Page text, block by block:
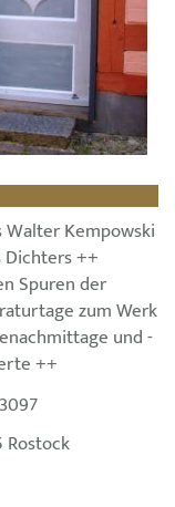
Kempowski
Dichters ++
Spuren der
zum Werk
und -
++
Rostock